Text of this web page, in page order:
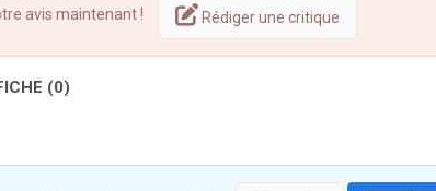
avis maintenant ! Rédiger une critique
(0)